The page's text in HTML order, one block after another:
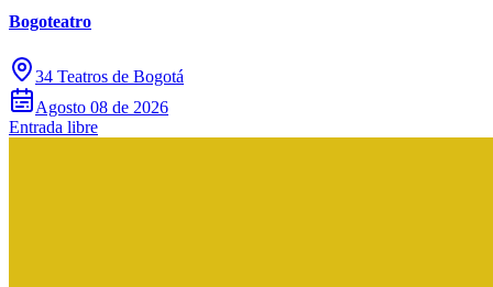
Bogoteatro
34 Teatros de Bogotá
Agosto 08 de 2026
Entrada libre